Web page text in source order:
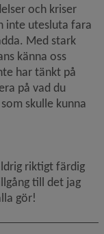
och kriser
inte utesluta fara
Med stark
känna oss
har tänkt på
på vad du
skulle kunna
riktigt färdig
till det jag
gör!